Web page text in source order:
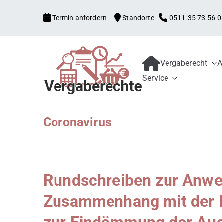
Termin anfordern Standorte 0511.35 73 56-0
Kanzlei mit
Begleitung aller
Schwellenwerte,
Vergaberecht
Service
Coronavirus
Rundschreiben zur
Zusammenhang mit der